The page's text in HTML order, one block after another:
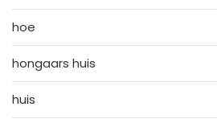
hoe
hongaars huis
huis